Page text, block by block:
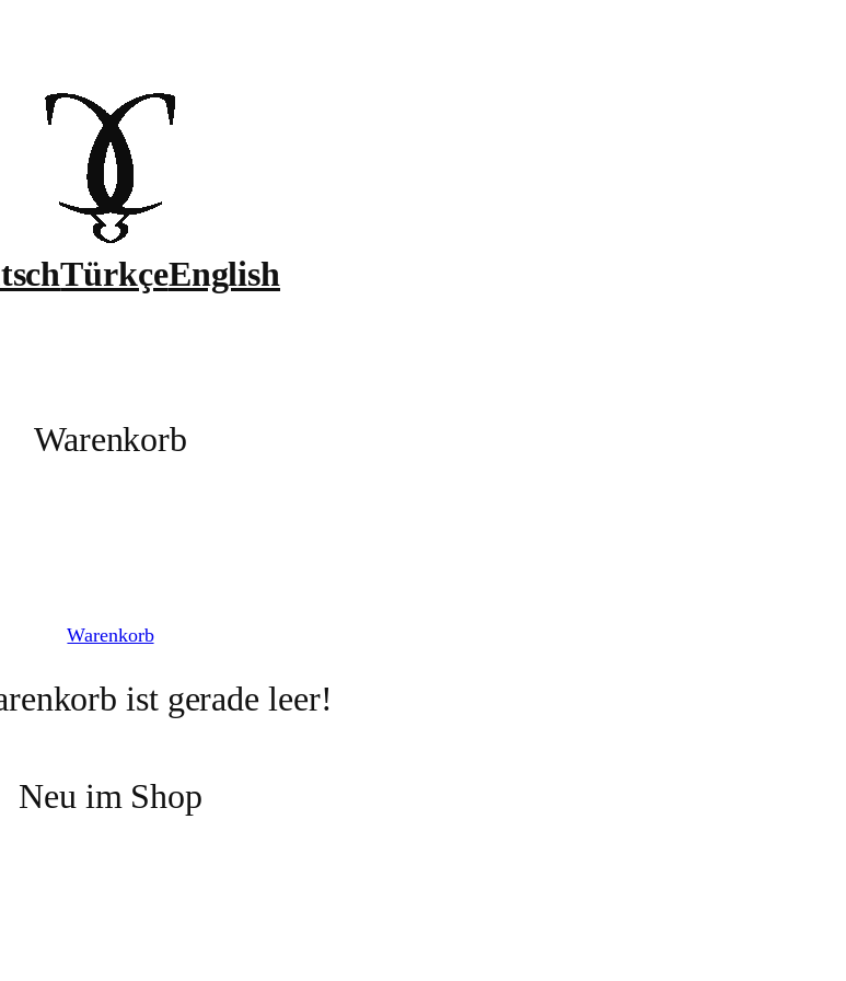
TürkçeEnglish
Warenkorb
Warenkorb
ist gerade leer!
Neu im Shop